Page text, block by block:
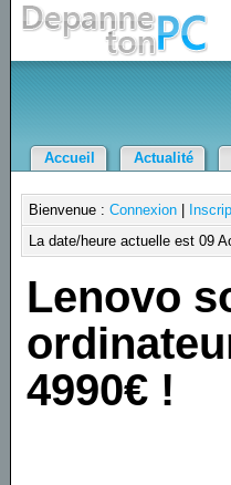
Accueil Actualité
Bienvenue :Connexion
La date/heure actuelle est 09
Lenovo
4990€ !